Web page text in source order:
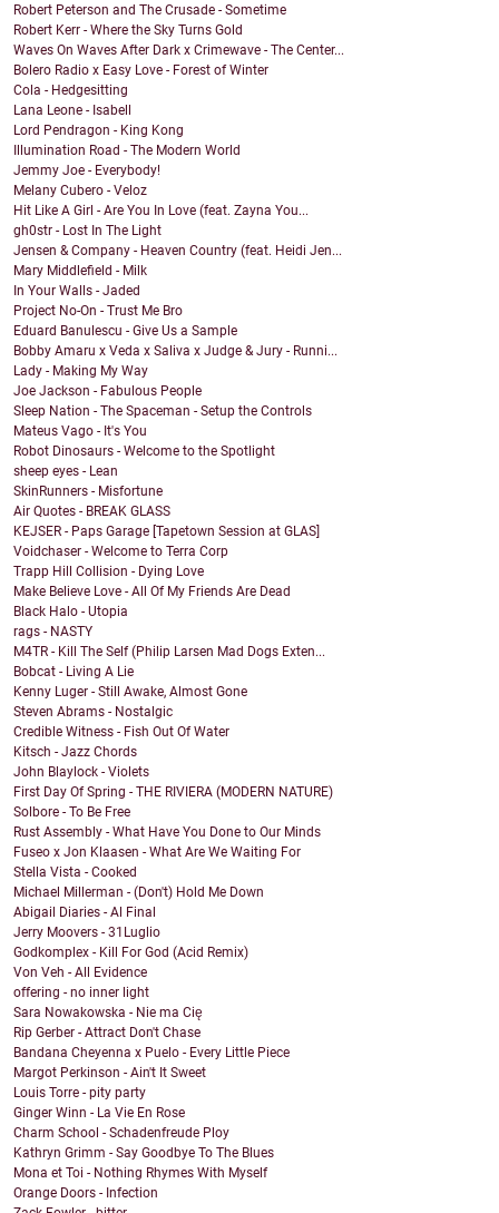
Robert Peterson and The Crusade - Sometime
Robert Kerr - Where the Sky Turns Gold
Waves On Waves After Dark x Crimewave - The Center...
Bolero Radio x Easy Love - Forest of Winter
Cola - Hedgesitting
Lana Leone - Isabell
Lord Pendragon - King Kong
Illumination Road - The Modern World
Jemmy Joe - Everybody!
Melany Cubero - Veloz
Hit Like A Girl - Are You In Love (feat. Zayna You...
gh0str - Lost In The Light
Jensen & Company - Heaven Country (feat. Heidi Jen...
Mary Middlefield - Milk
In Your Walls - Jaded
Project No-On - Trust Me Bro
Eduard Banulescu - Give Us a Sample
Bobby Amaru x Veda x Saliva x Judge & Jury - Runni...
Lady - Making My Way
Joe Jackson - Fabulous People
Sleep Nation - The Spaceman - Setup the Controls
Mateus Vago - It's You
Robot Dinosaurs - Welcome to the Spotlight
sheep eyes - Lean
SkinRunners - Misfortune
Air Quotes - BREAK GLASS
KEJSER - Paps Garage [Tapetown Session at GLAS]
Voidchaser - Welcome to Terra Corp
Trapp Hill Collision - Dying Love
Make Believe Love - All Of My Friends Are Dead
Black Halo - Utopia
rags - NASTY
M4TR - Kill The Self (Philip Larsen Mad Dogs Exten...
Bobcat - Living A Lie
Kenny Luger - Still Awake, Almost Gone
Steven Abrams - Nostalgic
Credible Witness - Fish Out Of Water
Kitsch - Jazz Chords
John Blaylock - Violets
First Day Of Spring - THE RIVIERA (MODERN NATURE)
Solbore - To Be Free
Rust Assembly - What Have You Done to Our Minds
Fuseo x Jon Klaasen - What Are We Waiting For
Stella Vista - Cooked
Michael Millerman - (Don't) Hold Me Down
Abigail Diaries - Al Final
Jerry Moovers - 31Luglio
Godkomplex - Kill For God (Acid Remix)
Von Veh - All Evidence
offering - no inner light
Sara Nowakowska - Nie ma Cię
Rip Gerber - Attract Don't Chase
Bandana Cheyenna x Puelo - Every Little Piece
Margot Perkinson - Ain't It Sweet
Louis Torre - pity party
Ginger Winn - La Vie En Rose
Charm School - Schadenfreude Ploy
Kathryn Grimm - Say Goodbye To The Blues
Mona et Toi - Nothing Rhymes With Myself
Orange Doors - Infection